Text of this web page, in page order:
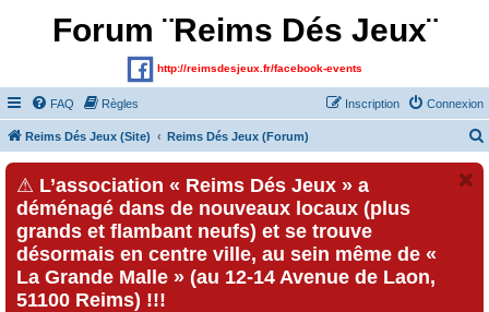
Forum ¨Reims Dés Jeux¨
http://reimsdesjeux.fr/facebook-events
FAQ Règles Connexion
Inscription
Reims Dés Jeux (Site) Reims Dés Jeux (Forum)
⚠ L’association « Reims Dés Jeux » a
déménagé dans de nouveaux locaux (plus
grands et flambant neufs) et se trouve
désormais en centre ville, au sein même de «
La Grande Malle » (au 12-14 Avenue de Laon,
51100 Reims) !!!